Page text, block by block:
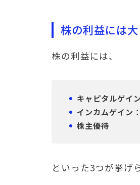
株の利益には
株の利益には、
キャピタルゲイン
インカムゲイン
株主優待
といった3つが挙げ